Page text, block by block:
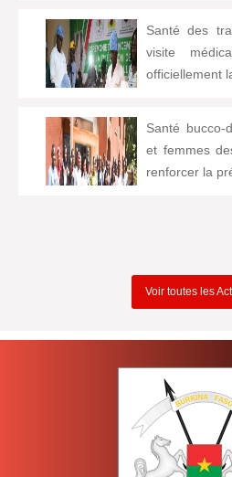
Santé des
visite
officiellement
Santé
et femmes
renforcer la
Voir toutes les